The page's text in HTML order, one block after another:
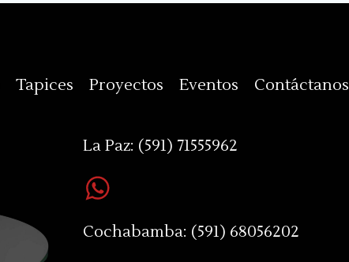
Tapices Proyectos Eventos Contáctanos
La Paz: (591) 71555962
Cochabamba: (591) 68056202